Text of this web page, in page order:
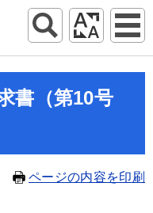
書（第10号
ページの内容を印刷